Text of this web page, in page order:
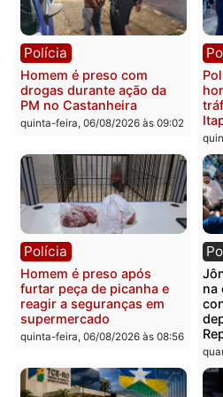
quinta-feira, 06/08/2026 às 09:28
Polícia
Homem é esfaqueado no
tórax durante briga com
vizinho no bairro Ulysses
Guimarães
quinta-feira, 06/08/2026 às 09:24
Polícia
Homem é preso com